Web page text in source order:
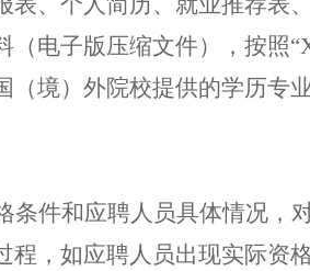
（电子版压缩文件） ，按照“
（境）外院校提供的学历专
条件和应聘人员具体情况，
程 ，如应聘人员出现实际资